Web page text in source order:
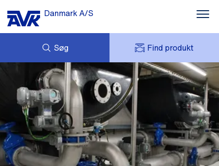
Danmark A/S
Søg Find produkt
NYHEDER
DOWNLOADS
CASES
OM OS
KONTAKT OS
FORESPØRG
MIT AVK
AVK HOLDING (GROUP)
PRISLISTE